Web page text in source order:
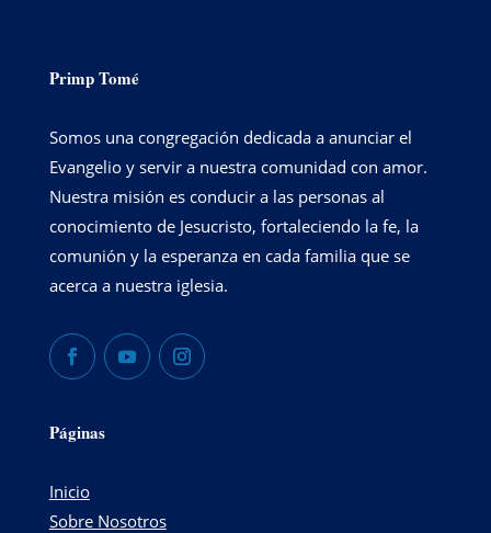
Primp Tomé
Somos una congregación dedicada a anunciar el
Evangelio y servir a nuestra comunidad con amor.
Nuestra misión es conducir a las personas al
conocimiento de Jesucristo, fortaleciendo la fe, la
comunión y la esperanza en cada familia que se
acerca a nuestra iglesia.
Páginas
Inicio
Sobre Nosotros